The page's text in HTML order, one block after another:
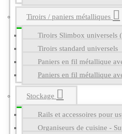
Tiroirs / paniers métalliques
Tiroirs Slimbox universels
Tiroirs standard universels
Paniers en fil métallique
Paniers en fil métallique
Stockage
Rails et accessoires pour
Organiseurs de cuisine -